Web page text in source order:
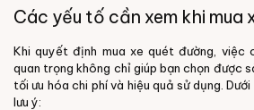
Các yếu tố cần xem khi mua
Khi quyết định mua xe quét đường, việc
quan trọng không chỉ giúp bạn chọn được
tối ưu hóa chi phí và hiệu quả sử dụng.
lưu ý: